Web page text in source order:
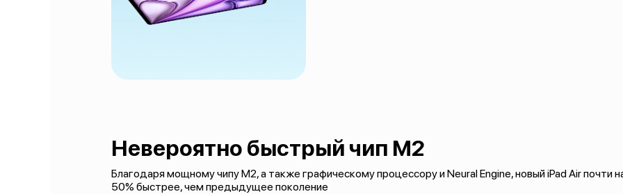
Невероятно быстрый чип M2
Благодаря мощному чипу M2, а также графическому процессору и Neural Engine, новый iPad Air почти
50% быстрее, чем предыдущее поколение